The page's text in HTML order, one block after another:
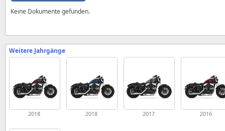
Keine Dokumente gefunden.
Weitere Jahrgänge
2018 2018 2017 2016